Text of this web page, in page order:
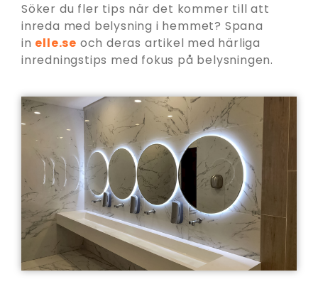
Söker du fler tips när det kommer till att
inreda med belysning i hemmet? Spana
in elle.se och deras artikel med härliga
inredningstips med fokus på belysningen.